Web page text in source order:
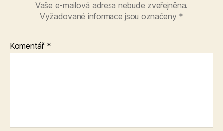
Vaše e-mailová adresa nebude zveřejněna.
Vyžadované informace jsou označeny *
Komentář *